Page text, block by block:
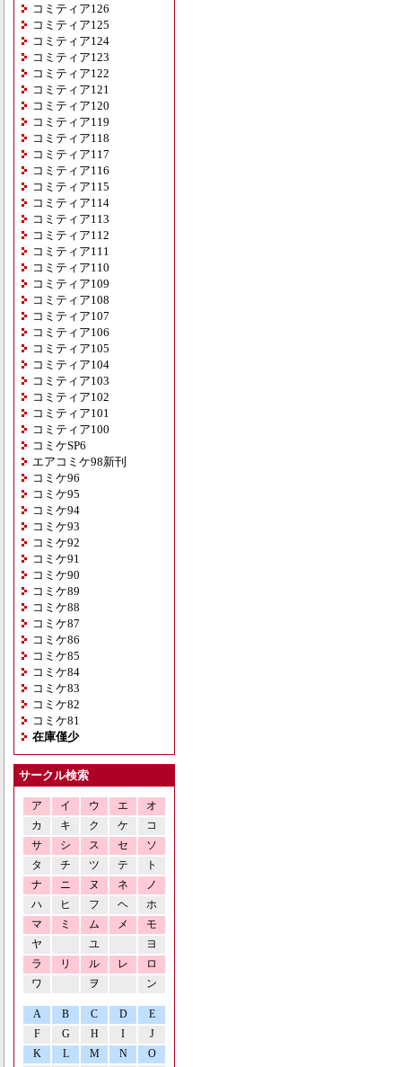
コミティア126
コミティア125
コミティア124
コミティア123
コミティア122
コミティア121
コミティア120
コミティア119
コミティア118
コミティア117
コミティア116
コミティア115
コミティア114
コミティア113
コミティア112
コミティア111
コミティア110
コミティア109
コミティア108
コミティア107
コミティア106
コミティア105
コミティア104
コミティア103
コミティア102
コミティア101
コミティア100
コミケSP6
エアコミケ98新刊
コミケ96
コミケ95
コミケ94
コミケ93
コミケ92
コミケ91
コミケ90
コミケ89
コミケ88
コミケ87
コミケ86
コミケ85
コミケ84
コミケ83
コミケ82
コミケ81
在庫僅少
サークル検索
ア イ ウ エ
オ
カ
キ ク ケ
コ
サ
シ ス セ
ソ
タ
チ ツ テ
ト
ナ
ニ ヌ ネ
ノ
ハ
ヒ フ ヘ
ホ
マ
ミ ム メ
モ
ヤ
ユ
ヨ
ラ
リ ル レ
ロ
ワ
ヲ ン
A B C D
E
F
G H I
J
K
L M N O